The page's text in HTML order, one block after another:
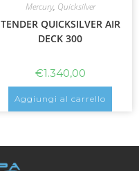
Mercury, Quicksilver
TENDER QUICKSILVER AIR
DECK 300
€1.340,00
Aggiungi al carrello